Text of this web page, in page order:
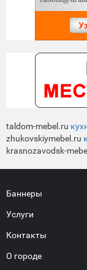
taldom-mebel.ru
zhukovskiymebel.ru
krasnozavodsk-
Баннеры
Услуги
Контакты
О городе